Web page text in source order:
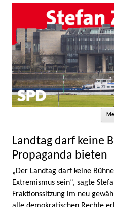
Landtag darf keine
Propaganda bieten
„Der Landtag darf keine
Extremismus sein“, sagte
Fraktionssitzung im neu